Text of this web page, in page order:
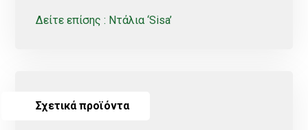
Δείτε επίσης : Ντάλια ‘Sisa’
Σχετικά προϊόντα